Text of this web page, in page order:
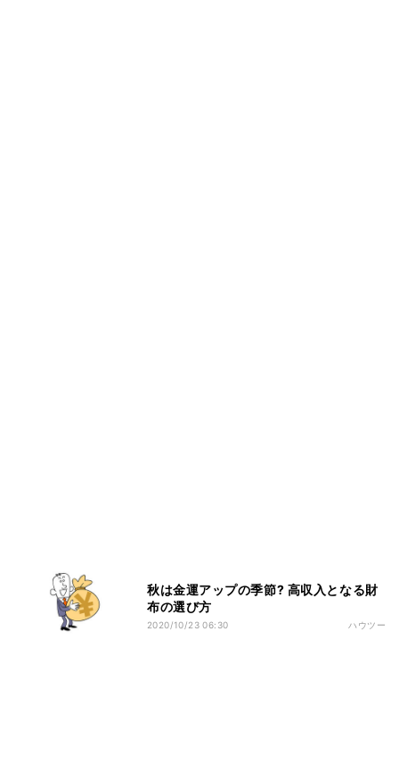
秋は金運アップの季節? 高収入となる財
布の選び方
2020/10/23 06:30 ハウツー